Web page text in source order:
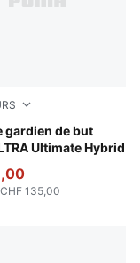
Lime Squeeze
gardien de but
Ultimate Hybrid
PUMA Black
CHF 135,00